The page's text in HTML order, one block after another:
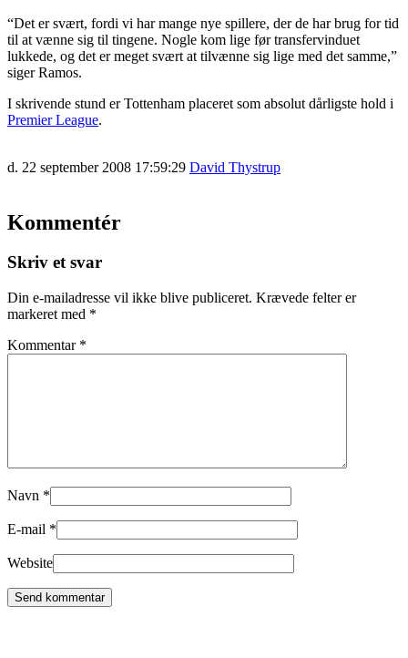
“Det er svært, fordi vi har mange nye spillere, der de har brug for tid
til at vænne sig til tingene. Nogle kom lige før transfervinduet
lukkede, og det er meget svært at tilvænne sig lige med det samme,”
siger Ramos.
I skrivende stund er Tottenham placeret som absolut dårligste hold i
Premier League.
d. 22 september 2008 17:59:29 David Thystrup
Kommentér
Skriv et svar
Din e-mailadresse vil ikke blive publiceret. Krævede felter er
markeret med *
Kommentar *
Navn *
E-mail *
Website